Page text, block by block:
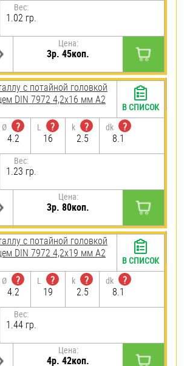
Вес:
1.02 гр.
Цена:
3р. 45коп.
с потайной головкой
DIN 7972 4,2х16 мм А2
Ø
?
4.2
L
?
16
k
?
2.5
dk
?
8.1
Вес:
1.23 гр.
Цена:
3р. 80коп.
В СПИСОК
с потайной головкой
DIN 7972 4,2х19 мм А2
Ø
?
4.2
L
?
19
k
?
2.5
dk
?
8.1
Вес:
1.44 гр.
Цена:
4р. 42коп.
В СПИСОК